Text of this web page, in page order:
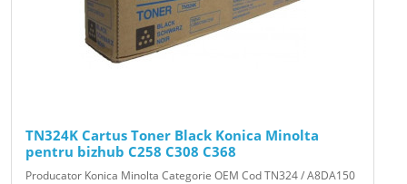
TN324K Cartus Toner Black Konica Minolta
pentru bizhub C258 C308 C368
Producator Konica Minolta Categorie OEM Cod TN324 / A8DA150